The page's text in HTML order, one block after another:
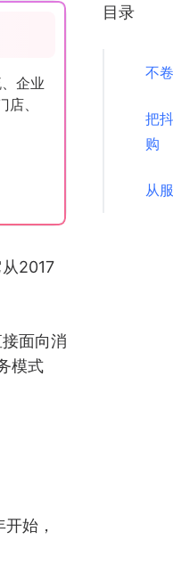
企业
、
2017
面向消
模式
始，
目录
不
把
购
从